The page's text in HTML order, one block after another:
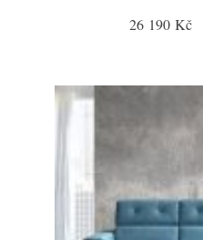
26 190 Kč